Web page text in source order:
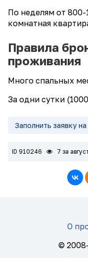
По неделям от
комнатная
Правила
проживания
Много спальных
За одни сутки
Заполнить заявку
ID 910246 7 за
О
©